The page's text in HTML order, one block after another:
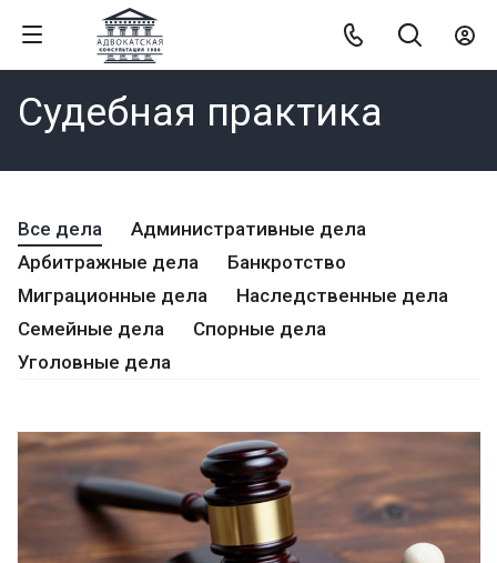
Судебная практика
Все дела
Административные дела
Арбитражные дела
Банкротство
Миграционные дела
Наследственные дела
Семейные дела
Спорные дела
Уголовные дела